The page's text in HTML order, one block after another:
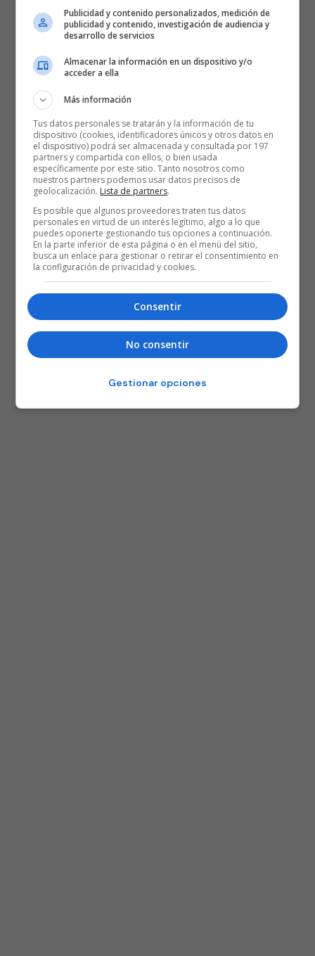
Árbitros:
Christos Christodoulou (Grecia) Petri Mantyla (Finlandia) y
Milan Nedovic (Eslovenia). Sin eliminados.
Incidencias:Partido correspondiente a la decimocuarta jornada de
11.308 espectadores.
FC BARCELONA slider Temporada 18/19
25 AÑOS BASKONISTAS
Publicidad y contenido personalizados, medición de
publicidad y contenido, investigación de audiencia y
desarrollo de servicios
Almacenar la información en un dispositivo y/o
acceder a ella
Más información
Tus datos personales se tratarán y la información de tu
dispositivo (cookies, identificadores únicos y otros datos en
el dispositivo) podrá ser almacenada y consultada por 197
partners y compartida con ellos, o bien usada
específicamente por este sitio. Tanto nosotros como
nuestros partners podemos usar datos precisos de
geolocalización. Lista de partners.
Es posible que algunos proveedores traten tus datos
personales en virtud de un interés legítimo, algo a lo que
puedes oponerte gestionando tus opciones a continuación.
En la parte inferior de esta página o en el menú del sitio,
busca un enlace para gestionar o retirar el consentimiento en
la configuración de privacidad y cookies.
Consentir
No consentir
Gestionar opciones